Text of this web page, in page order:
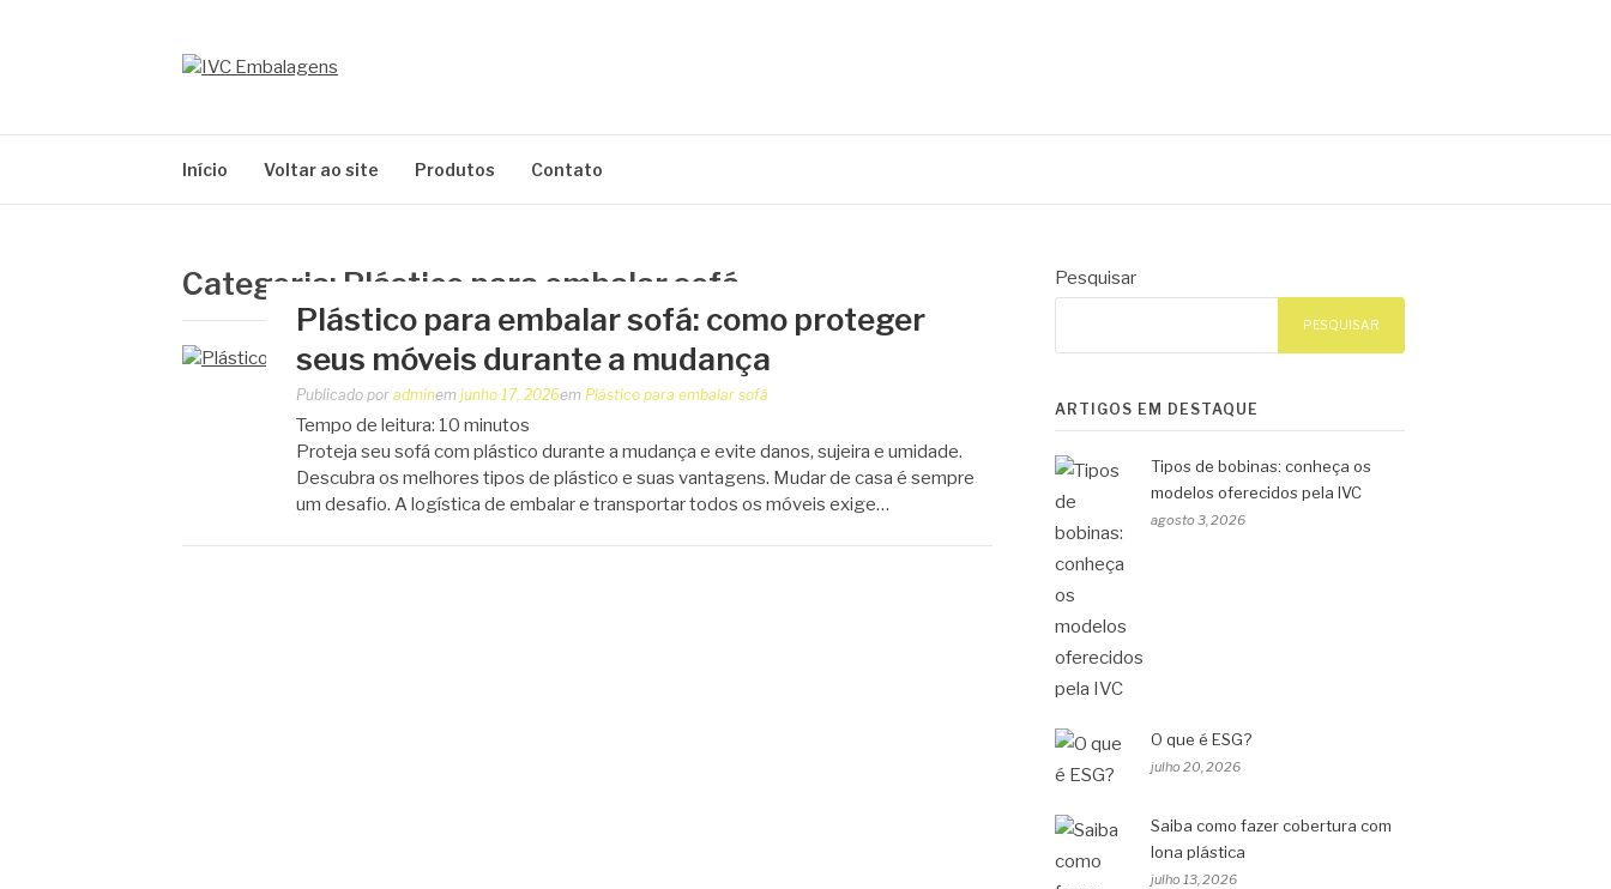
Início Voltar ao site Produtos Contato
Categoria: Plástico para embalar sofá
Plástico para embalar sofá: como proteger
seus móveis durante a mudança
Publicado por adminem junho 17, 2026em Plástico para embalar sofá
Tempo de leitura: 10 minutos
Proteja seu sofá com plástico durante a mudança e evite danos, sujeira e umidade.
Descubra os melhores tipos de plástico e suas vantagens. Mudar de casa é sempre
um desafio. A logística de embalar e transportar todos os móveis exige…
Pesquisar
PESQUISAR
ARTIGOS EM DESTAQUE
Tipos de bobinas: conheça os
modelos oferecidos pela IVC
agosto 3, 2026
O que é ESG?
julho 20, 2026
Saiba como fazer cobertura com
lona plástica
julho 13, 2026